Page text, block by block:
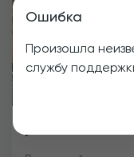
Ошибка
Произошла
службу
Previous